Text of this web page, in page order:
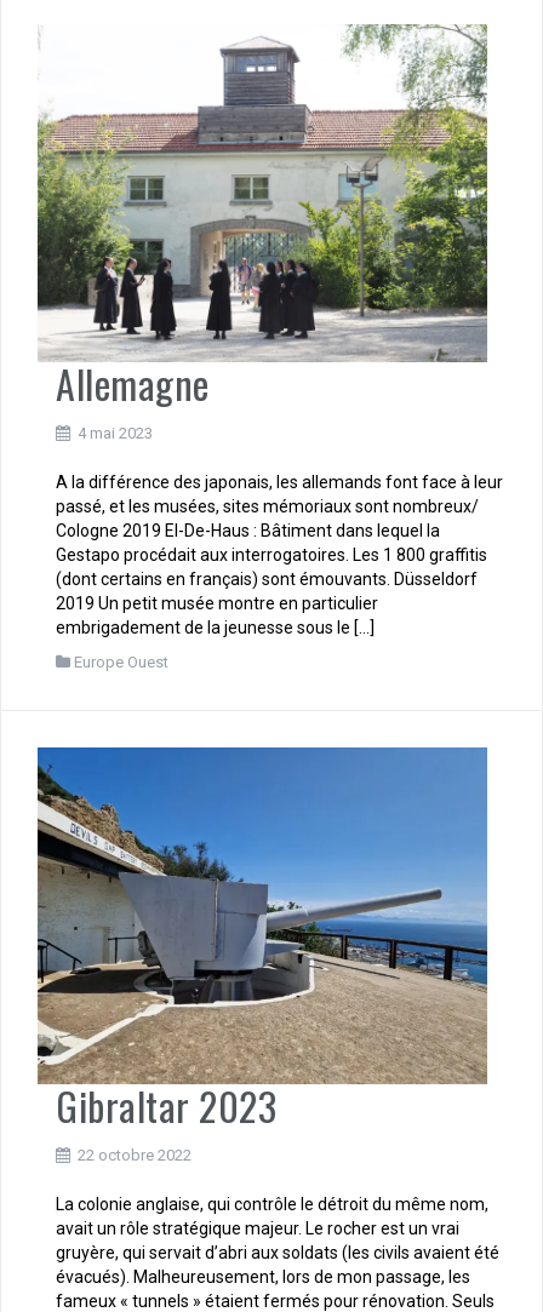
Allemagne
4 mai 2023
A la différence des japonais, les allemands font face à leur
passé, et les musées, sites mémoriaux sont nombreux/
Cologne 2019 El-De-Haus : Bâtiment dans lequel la
Gestapo procédait aux interrogatoires. Les 1 800 graffitis
(dont certains en français) sont émouvants. Düsseldorf
2019 Un petit musée montre en particulier
embrigadement de la jeunesse sous le […]
Europe Ouest
Gibraltar 2023
22 octobre 2022
La colonie anglaise, qui contrôle le détroit du même nom,
avait un rôle stratégique majeur. Le rocher est un vrai
gruyère, qui servait d’abri aux soldats (les civils avaient été
évacués). Malheureusement, lors de mon passage, les
fameux « tunnels » étaient fermés pour rénovation. Seuls